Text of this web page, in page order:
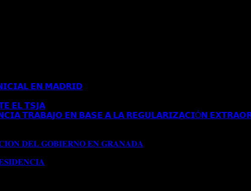
𝗘𝗡 𝗠𝗔𝗗𝗥𝗜𝗗
𝗘𝗟 𝗧𝗦𝗝𝗔
𝗧𝗥𝗔𝗕𝗔𝗝𝗢 𝗘𝗡 𝗕𝗔𝗦𝗘 𝗔 𝗟𝗔 𝗥𝗘𝗚𝗨𝗟𝗔𝗥𝗜𝗭𝗔𝗖𝗜Ó𝗡
𝐃𝐄𝐋 𝐆𝐎𝐁𝐈𝐄𝐑𝐍𝐎 𝐄𝐍 𝐆𝐑𝐀𝐍𝐀𝐃𝐀